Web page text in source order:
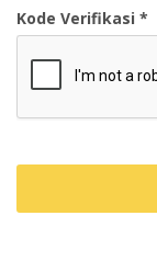
Kode Verifikasi *